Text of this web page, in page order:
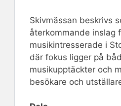
Skivmässan beskrivs
återkommande inslag
musikintresserade i
där fokus ligger på
musikupptäckter och
besökare och